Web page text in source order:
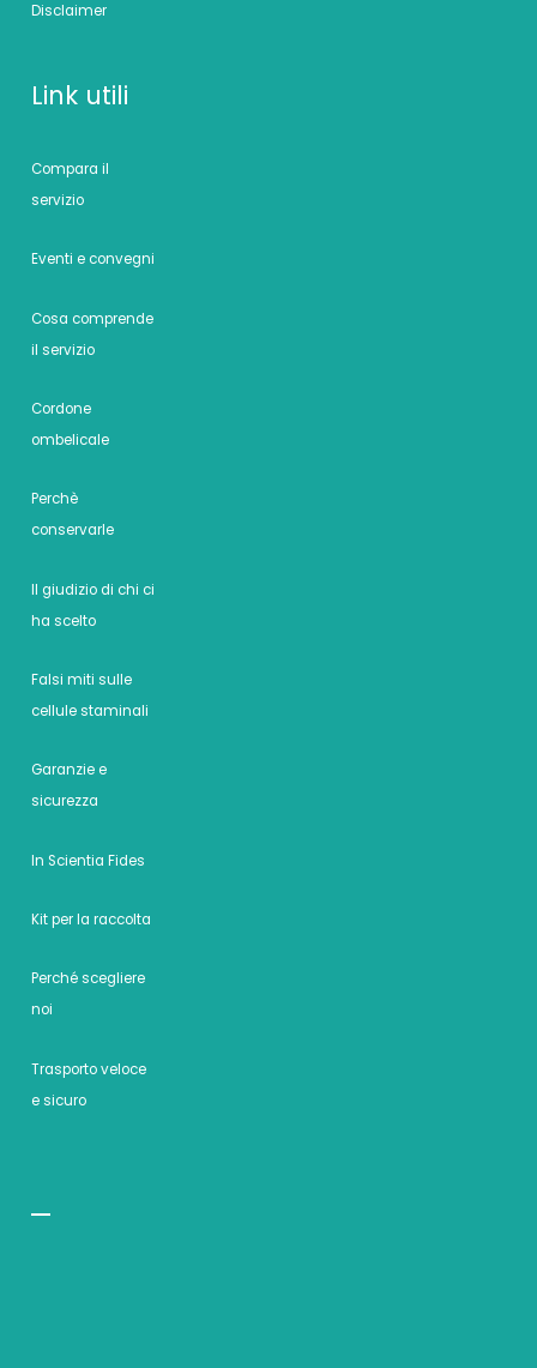
Disclaimer
Link utili
Compara il
servizio
Eventi e convegni
Cosa comprende
il servizio
Cordone
ombelicale
Perchè
conservarle
Il giudizio di chi ci
ha scelto
Falsi miti sulle
cellule staminali
Garanzie e
sicurezza
In Scientia Fides
Kit per la raccolta
Perché scegliere
noi
Trasporto veloce
e sicuro